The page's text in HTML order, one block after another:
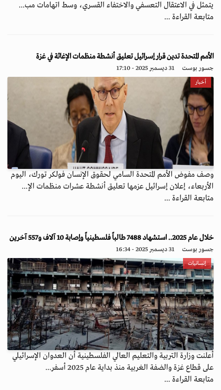
يتمثل في الاعتقال التعسفي والاختفاء القسري، وسط اتهامات مب...
متابعة القراءة ...
الأمم المتحدة تدين قرار إسرائيل تعليق أنشطة منظمات الإغاثة في غزة
جسور بوست 31 ديسمبر 2025 - 17:10
أخبار
وصف مفوض الأمم المتحدة السامي لحقوق الإنسان فولكر تورك، اليوم
الأربعاء، إعلان إسرائيل عزمها تعليق أنشطة عشرات منظمات الإ...
متابعة القراءة ...
خلال عام 2025.. استشهاد 7488 طالباً فلسطينياً وإصابة 10 آلاف و557 آخرين
جسور بوست 31 ديسمبر 2025 - 16:34
إنسانيات
أعلنت وزارة التربية والتعليم العالي الفلسطينية أن العدوان الإسرائيلي
على قطاع غزة والضفة الغربية منذ بداية عام 2025 أسفر...
متابعة القراءة ...